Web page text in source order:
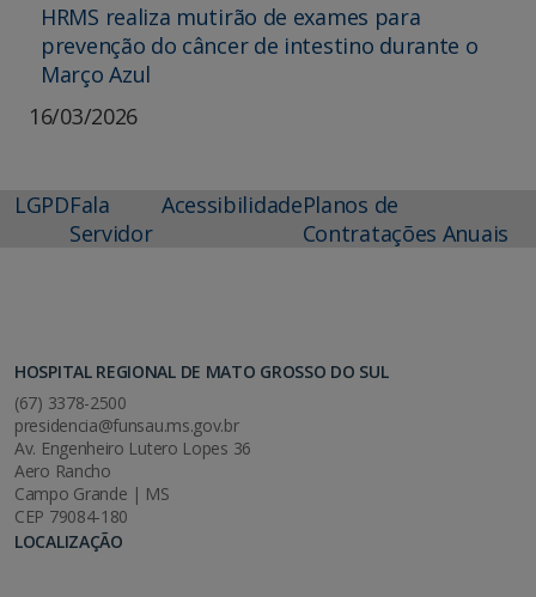
HRMS realiza mutirão de exames para
prevenção do câncer de intestino durante o
Março Azul
16/03/2026
LGPDFala
Servidor
AcessibilidadePlanos de
Contratações Anuais
HOSPITAL REGIONAL DE MATO GROSSO DO SUL
(67) 3378-2500
presidencia@funsau.ms.gov.br
Av. Engenheiro Lutero Lopes 36
Aero Rancho
Campo Grande | MS
CEP 79084-180
LOCALIZAÇÃO